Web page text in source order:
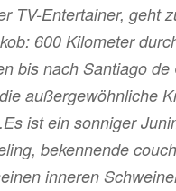
TV-Entertainer, geht
600 Kilometer
bis nach Santiago de
außergewöhnliche
ist ein sonniger
bekennende
inneren